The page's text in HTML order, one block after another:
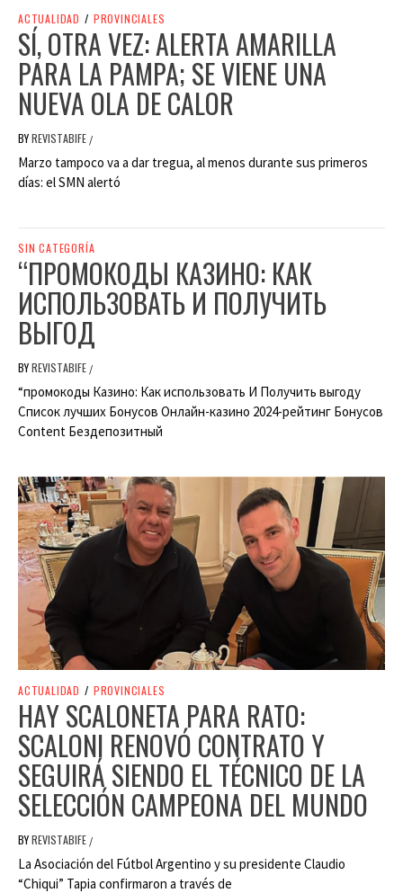
ACTUALIDAD / PROVINCIALES
SÍ, OTRA VEZ: ALERTA AMARILLA
PARA LA PAMPA; SE VIENE UNA
NUEVA OLA DE CALOR
BYREVISTABIFE /
Marzo tampoco va a dar tregua, al menos durante sus primeros
días: el SMN alertó
SIN CATEGORÍA
“ПРОМОКОДЫ КАЗИНО: КАК
ИСПОЛЬЗОВАТЬ И ПОЛУЧИТЬ
ВЫГОД
BYREVISTABIFE /
“промокоды Казино: Как использовать И Получить выгоду
Список лучших Бонусов Онлайн-казино 2024-рейтинг Бонусов
Content Бездепозитный
ACTUALIDAD / PROVINCIALES
HAY SCALONETA PARA RATO:
SCALONI RENOVÓ CONTRATO Y
SEGUIRÁ SIENDO EL TÉCNICO DE LA
SELECCIÓN CAMPEONA DEL MUNDO
BYREVISTABIFE /
La Asociación del Fútbol Argentino y su presidente Claudio
“Chiqui” Tapia confirmaron a través de